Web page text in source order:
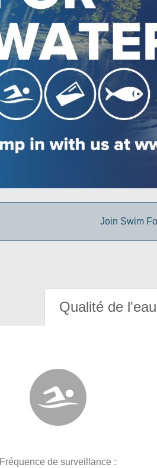
Join Swim
Qualité de l'eau
Fréquence de surveillance :